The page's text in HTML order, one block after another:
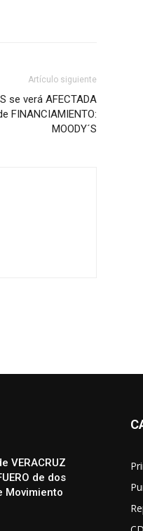
Artículo siguiente
se verá AFECTADA
FINANCIAMIENTO:
MOODY´S
VERACRUZ
de dos
Movimiento